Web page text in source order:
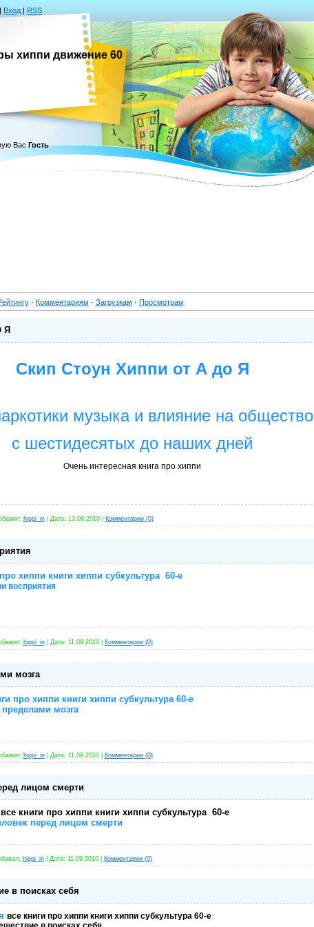
| Вход | RSS
хиппи движение 60
Вас Гость
· Комментариям · Загрузкам · Просмотрам
Я
Скип Стоун Хиппи от А до Я
музыка и влияние на общество
с шестидесятых до наших дней
Очень интересная книга про хиппи
hippi_in| Дата: 13.09.2010 Комментарии (0)
хиппи книги хиппи субкультура 60-е
восприятия
hippi_in| Дата: 11.09.2010 Комментарии (0)
мозга
про хиппи книги хиппи субкультура 60-е
мозга
hippi_in| Дата: 11.09.2010 Комментарии (0)
лицом смерти
книги про хиппи книги хиппи субкультура 60-е
перед лицом смерти
hippi_in| Дата: 11.09.2010 Комментарии (0)
в поисках себя
все книги про хиппи книги хиппи субкультура 60-е